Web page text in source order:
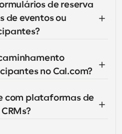
de reserva
de eventos ou
no Cal.com?
com plataformas de